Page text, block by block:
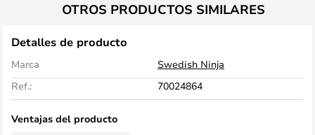
OTROS PRODUCTOS SIMILARES
Detalles de producto
Marca
Swedish Ninja
Ref.:
70024864
Ventajas del producto